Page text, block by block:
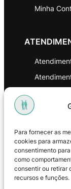
Para fornecer as
cookies para
consentimento
como
consentir ou retirar
recursos e funções.
Minha
Política
Política
Política de